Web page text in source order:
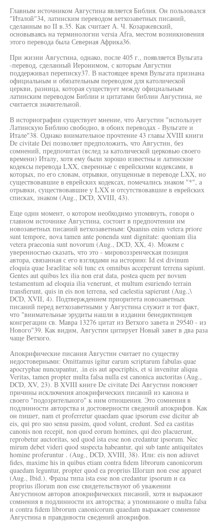
Главным источником Августина является Библия. Он пользовался
"Италой"34, латинским переводом ветхозаветных писаний,
сделанным во II в.35. Как считает А. Ч. Козаржевский,
основываясь на терминологии versia Afra, местом возникновения
этого перевода была Северная Африка36.
При жизни Августина, однако, после 405 г., появляется Вульгата
-перевод, сделанный Иеронимом, с которым Августин
поддерживал переписку37. В настоящее время Вульгата признана
официальным и обязательным переводом для католической
церкви, разница, которая существует между официальным
латинским переводом Библии и цитатами библии Августина, не
считается значительной.
В историографии существует мнение, что Августин "использует
Латинскую Библию свободно, в обоих переводах - Вульгате и
Итале"38. Однако внимательное прочтение 43 главы XVIII книги
De civitate Dei позволяет предположить, что Августин, без
сомнений, предпочитал (вслед за католической церковью своего
времени) Италу, хотя ему были хорошо известны и латинские
кодексы перевода LXX, сверенные с еврейскими кодексами, в
которых, по его словам, отрывки, опущенные в переводе LXX, но
существовавшие в еврейских кодексах, помечались знаком "*", а
отрывки, существовавшие у LXX и отсутствовавшие в еврейских
списках, знаком (Aug., DCD, XVIII, 43).
Еще один момент, о котором необходимо упомянуть, говоря о
главном источнике Августина, состоит в предпочтении им
новозаветных писаний ветхозаветным: Quanius enim vetera priore
sunt tempore, nova tamen ante ponenda sunt dignitate: quoniam ilia
vetera praeconia sunt novorum (Aug., DCD, XX, 4). Можем с
уверенностью сказать, что это - мировоззренческая позиция
автора, связанная с его взглядами на историю: Id est divinum
eloquia quae Israelitae soli tunc ex omnibus acceperunt terrena sapiunt.
Gentes aut quibus lex ilia non erat data, postea quem per novum
testamentum ad eloquia ilia venerunt, et multum esuriendo terrain
transfierunt, quis in eis non terrena, sed caelestia sapierunt (Aug.,\
DCD, XVII, 4). Подтверждением приоритета новозаветных
писаний перед ветхозаветными у Августина служит и тот факт,
что "внимательные эрудиты нашли в издании бенедиктинцев
конгрегации св. Мавра 13276 цитат из Ветхого завета и 29540 - из
Нового"39. Как видим, Августин цитирует Новый завет в два раза
чаще Ветхого.
Апокрифические писания Августин считает по существу
недостоверными: Omittamus igitur earum scriptarum fabulas quae
apocryphae nuncupantur, .in eis aut apocriphis, et si invenitur aliqua
Veritas, tamen propter multa falsa nulla est canonica auctoritas (Aug.,
DCD, XV, 23). В XVIII книге De civitate Dei Августин поясняет
причины исключения апокрифических писаний из канона и
своего "подозрительного" к ним отношения. Это сомнения в
подлинности авторства и достоверности сведений апокрифов. Как
он пишет, nam et proferretur quaedam quae ipsorum esse dicitur ab
eis, qui pro suo sensu passim, quod volunt, credunt. Sed ea castitas
canonis non recepit, non quod eorum homines, qui deo placuerunt,
reprobetur auctoritas, sed quod ista esse non credantur ipsorum. Nec
mirum debet videri quod suspecta habeantur, qui sub tante antiquitates
homine proferuntur . (Aug., DCD, XVIII, 38). Или: eis non adiuvet
fides, maxime his in quibus etiam contra fidem librorum canonicorum
quaedam leguntur, propter quod ea proprius Шогшп non esse apparet
(Aug., Ibid.). Фразы типа ista esse non credantur ipsorum и ea
proprius illorum non esse свидетельствуют об уважении
Августином авторов апокрифических писаний, хотя и выражают
сомнения в подлинности их авторства; а упоминание о multa falsa
и contra fidem librorum canonicorum quaedam выражает сомнение
Августина в правдивости сведений апокрифов.